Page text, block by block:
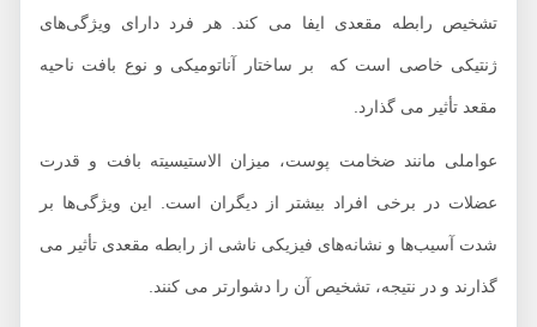
تشخیص رابطه مقعدی ایفا می کند. هر فرد دارای ویژگی‌های
ژنتیکی خاصی است که بر ساختار آناتومیکی و نوع بافت ناحیه
مقعد تأثیر می گذارد.
عواملی مانند ضخامت پوست، میزان الاستیسیته بافت و قدرت
عضلات در برخی افراد بیشتر از دیگران است. این ویژگی‌ها بر
شدت آسیب‌ها و نشانه‌های فیزیکی ناشی از رابطه مقعدی تأثیر می
گذارند و در نتیجه، تشخیص آن را دشوارتر می کنند.